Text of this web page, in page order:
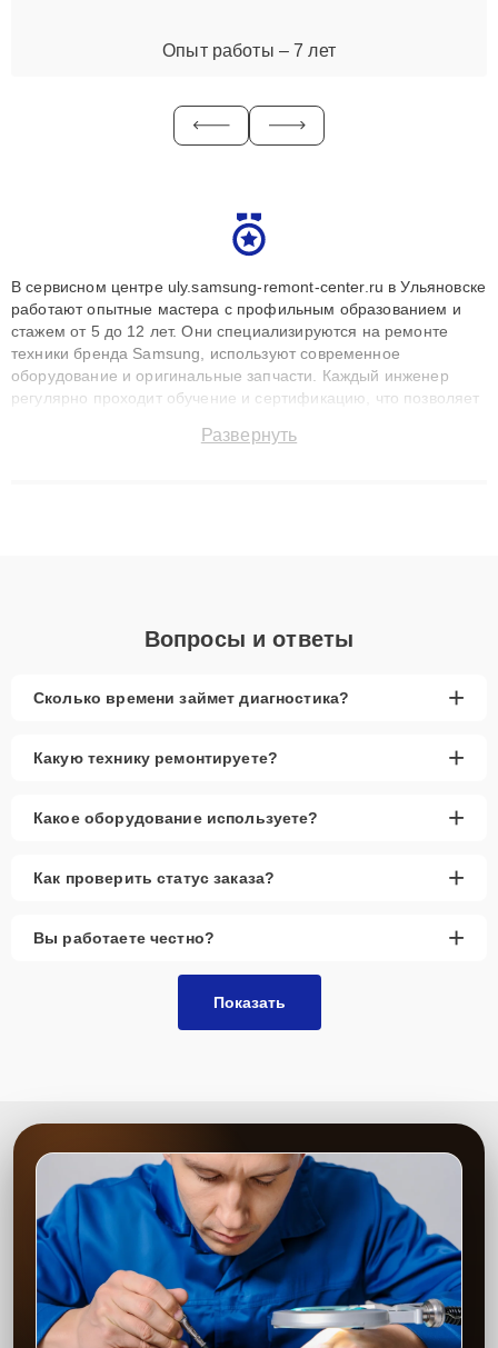
Опыт работы – 7 лет
В сервисном центре uly.samsung-remont-center.ru в Ульяновске
работают опытные мастера с профильным образованием и
стажем от 5 до 12 лет. Они специализируются на ремонте
техники бренда Samsung, используют современное
оборудование и оригинальные запчасти. Каждый инженер
регулярно проходит обучение и сертификацию, что позволяет
технику с сохранением гарантии до 3 лет. Наши мастера
Развернуть
Вопросы и ответы
Сколько времени займет диагностика? +
Какую технику ремонтируете? +
Какое оборудование используете? +
Как проверить статус заказа? +
Вы работаете честно? +
Показать